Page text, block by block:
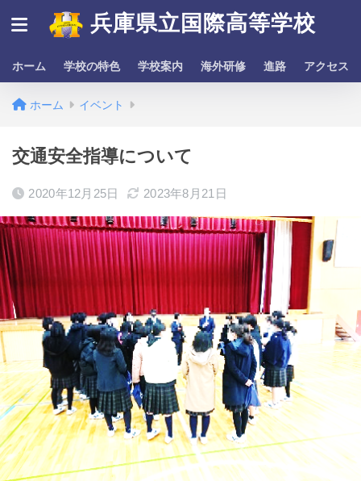
兵庫県立国際高等学校
ホーム 学校の特色 学校案内 海外研修 進路 アクセス
ホーム イベント
交通安全指導について
2020年12月25日 2023年8月21日